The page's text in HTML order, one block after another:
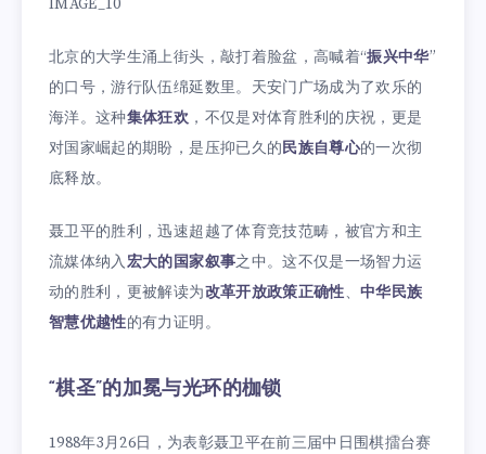
IMAGE_10
北京的大学生涌上街头，敲打着脸盆，高喊着“振兴中华”
的口号，游行队伍绵延数里。天安门广场成为了欢乐的
海洋。这种集体狂欢 ，不仅是对体育胜利的庆祝，更是
对国家崛起的期盼，是压抑已久的民族自尊心的一次彻
底释放。
聂卫平的胜利，迅速超越了体育竞技范畴，被官方和主
流媒体纳入宏大的国家叙事之中。这不仅是一场智力运
动的胜利，更被解读为改革开放政策正确性、中华民族
智慧优越性的有力证明。
“棋圣”的加冕与光环的枷锁
1988年3月26日，为表彰聂卫平在前三届中日围棋擂台赛